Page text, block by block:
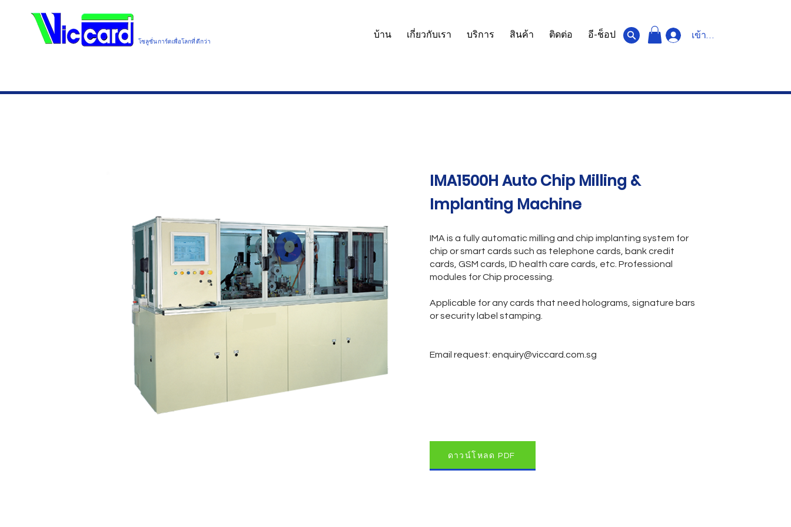
โซลูชั่นการ์ดเพื่อโลกที่ดีกว่า
บ้าน เกี่ยวกับเรา บริการ สินค้า ติดต่อ อี-ช็อป เข้าสู่ระบบ
IMA1500H Auto Chip Milling &
Implanting Machine
IMA is a fully automatic milling and chip implanting system for
chip or smart cards such as telephone cards, bank credit
cards, GSM cards, ID health care cards, etc. Professional
modules for Chip processing.
Applicable for any cards that need holograms, signature bars
or security label stamping.
Email request: enquiry@viccard.com.sg
ดาวน์โหลด PDF